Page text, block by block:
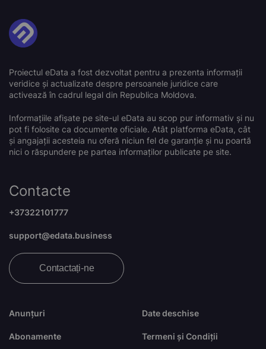
Proiectul eData a fost dezvoltat pentru a prezenta informații
veridice și actualizate despre persoanele juridice care
activează în cadrul legal din Republica Moldova.
Informațiile afișate pe site-ul eData au scop pur informativ și nu
pot fi folosite ca documente oficiale. Atât platforma eData, cât
și angajații acesteia nu oferă niciun fel de garanție și nu poartă
nici o răspundere pe partea informaților publicate pe site.
Anunțuri
Abonamente
Date deschise
Termeni și Condiții
Contacte
+37322101777
support@edata.business
Contactați-ne